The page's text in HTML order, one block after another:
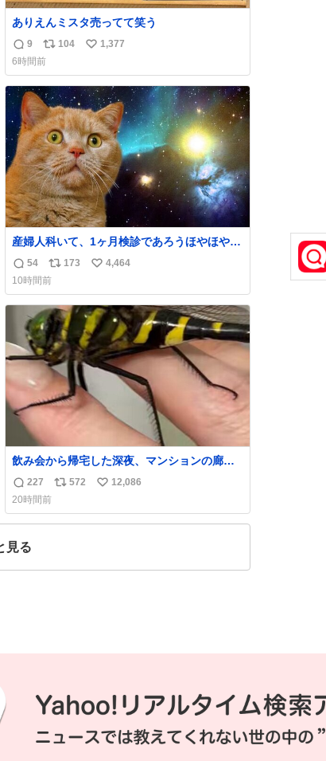
ありえんミスタ売ってて笑う
返
信
数
9
リ
ポ
ス
ト
数
104
い
ね
数
1,377
6時間前
産婦人科いて、1ヶ月検診であろうほやほや赤
ちゃん👩‍🍼と推定2,3歳の女の子👧🏻をワンオ
ペで連れてるママがいるのだけども 女の子ず
っとママの側から離れない…⁉️ 手を繋がなくて
もうろちょろしないしママが歩いたらピクミ
ンみたいにﾄﾃﾄﾃついてってるし逃走しないし
脱走しないし逃げないし走ら文字数
返
信
数
54
リ
ポ
ス
ト
数
173
い
ね
数
4,464
10時間前
飲み会から帰宅した深夜、マンションの廊下
にいらっしゃったオニヤンマ様 まさかこんな
都会でお会いできるなんて思っておらず大興
奮しております かっこよすぎる 指を差し伸べ
ると乗ってきてくれたのでひとまず一緒に帰
いらっしゃるのでしょうか…素敵すぎる
返
信
数
227
リ
ス
572
い
ね
12,086
20時間前
見る